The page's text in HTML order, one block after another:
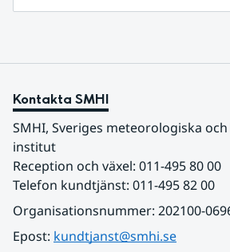
Kontakta SMHI
SMHI, Sveriges meteorologiska
institut
Reception och växel: 011-495 80 00
Telefon kundtjänst: 011-495 82 00
Organisationsnummer: 202100-
Epost: kundtjanst@smhi.se